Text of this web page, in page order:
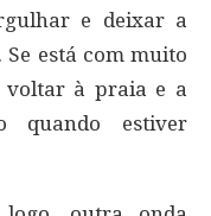
e deixar a
está com muito
voltar à praia e a
quando estiver